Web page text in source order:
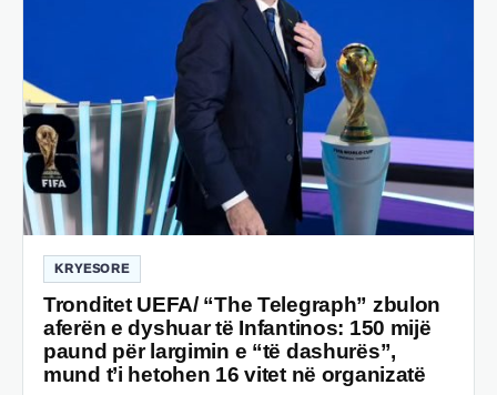
KRYESORE
Tronditet UEFA/ “The Telegraph” zbulon
aferën e dyshuar të Infantinos: 150 mijë
paund për largimin e “të dashurës”,
mund t’i hetohen 16 vitet në organizatë